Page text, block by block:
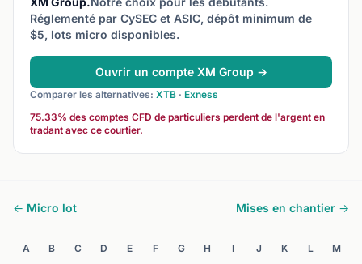
Réglementé par CySEC et ASIC, dépôt minimum de
$5, lots micro disponibles.
Ouvrir un compte XM Group →
Comparer les alternatives: XTB · Exness
75.33% des comptes CFD de particuliers perdent de l'argent en
tradant avec ce courtier.
← Micro lot Mises en chantier →
A B C D E F G H I J K L M